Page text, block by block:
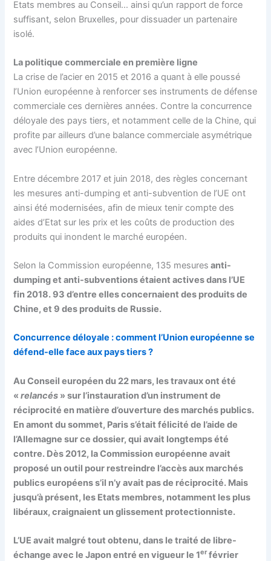
Etats membres au Conseil… ainsi qu’un rapport de force
suffisant, selon Bruxelles, pour dissuader un partenaire
isolé.
La politique commerciale en première ligne
La crise de l’acier en 2015 et 2016 a quant à elle poussé
l’Union européenne à renforcer ses instruments de défense
commerciale ces dernières années. Contre la concurrence
déloyale des pays tiers, et notamment celle de la Chine, qui
profite par ailleurs d’une balance commerciale asymétrique
avec l’Union européenne.
Entre décembre 2017 et juin 2018, des règles concernant
les mesures anti-dumping et anti-subvention de l’UE ont
ainsi été modernisées, afin de mieux tenir compte des
aides d’Etat sur les prix et les coûts de production des
produits qui inondent le marché européen.
Selon la Commission européenne, 135 mesures anti-
dumping et anti-subventions étaient actives dans l’UE
fin 2018. 93 d’entre elles concernaient des produits de
Chine, et 9 des produits de Russie.
Concurrence déloyale : comment l’Union européenne se
défend-elle face aux pays tiers ?
Au Conseil européen du 22 mars, les travaux ont été
«relancés » sur l’instauration d’un instrument de
réciprocité en matière d’ouverture des marchés publics.
En amont du sommet, Paris s’était félicité de l’aide de
l’Allemagne sur ce dossier, qui avait longtemps été
contre. Dès 2012, la Commission européenne avait
proposé un outil pour restreindre l’accès aux marchés
publics européens s’il n’y avait pas de réciprocité. Mais
jusqu’à présent, les Etats membres, notamment les plus
libéraux, craignaient un glissement protectionniste.
L’UE avait malgré tout obtenu, dans le traité de libre-
échange avec le Japon entré en vigueur le 1erfévrier